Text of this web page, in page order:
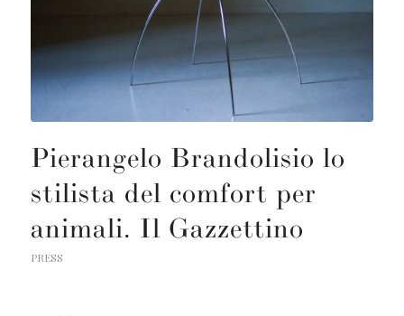
Pierangelo Brandolisio lo
stilista del comfort per
animali. Il Gazzettino
PRESS